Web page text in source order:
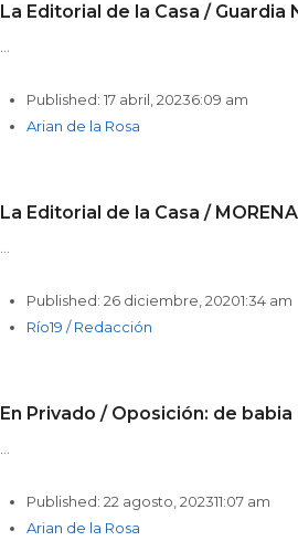
La Editorial de la Casa /
Published: 17 abril, 20236:09 am
Author
Arian de la Rosa
La Editorial de la Casa /
Published: 26 diciembre, 20201:34 am
Author
Río19 / Redacción
En Privado / Oposición: de babia
Published: 22 agosto, 202311:07 am
Author
Arian de la Rosa